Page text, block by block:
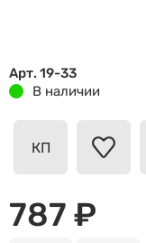
Арт. 19-33
В наличии
КП
787 ₽